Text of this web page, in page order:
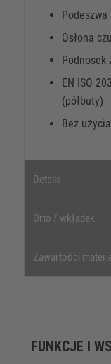
Podeszwa
Osłona
Podnosek
EN ISO
(półbuty)
Bez
Details
Orto / wkładek
Zawartości
FUNKCJE I